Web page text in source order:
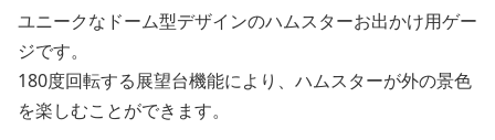
ユニークなドーム型デザインのハムスターお出かけ用ゲー
ジです。
180度回転する展望台機能により、ハムスターが外の景色
を楽しむことができます。